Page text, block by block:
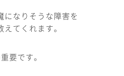
になりそうな障害を
てくれます。
要です。